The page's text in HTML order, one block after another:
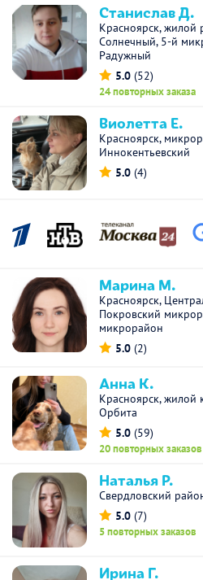
Станислав Д.
Красноярск, жилой
Солнечный, 5-й
Радужный
5.0 (52)
24 повторных заказа
Виолетта Е.
Красноярск,
Иннокентьевский
5.0 (4)
Марина М.
Красноярск,
Покровский
микрорайон
5.0 (2)
Анна К.
Красноярск, жилой
Орбита
5.0 (59)
20 повторных заказов
Наталья Р.
Свердловский
5.0 (7)
5 повторных заказов
Ирина Г.